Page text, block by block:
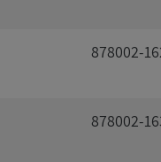
878002-
878002-